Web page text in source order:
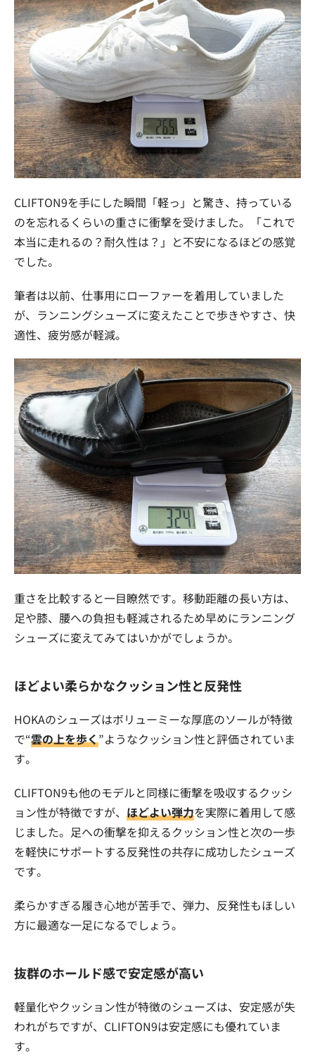
CLIFTON9を手にした瞬間「軽っ」と驚き、持っている
のを忘れるくらいの重さに衝撃を受けました。「これで
本当に走れるの？耐久性は？」と不安になるほどの感覚
でした。
筆者は以前、仕事用にローファーを着用していました
が、ランニングシューズに変えたことで歩きやすさ、快
適性、疲労感が軽減。
重さを比較すると一目瞭然です。移動距離の長い方は、
足や膝、腰への負担も軽減されるため早めにランニング
シューズに変えてみてはいかがでしょうか。
ほどよい柔らかなクッション性と反発性
HOKAのシューズはボリューミーな厚底のソールが特徴
で“雲の上を歩く”ようなクッション性と評価されていま
す。
CLIFTON9も他のモデルと同様に衝撃を吸収するクッシ
ョン性が特徴ですが、 ほどよい弾力を実際に着用して感
じました。足への衝撃を抑えるクッション性と次の一歩
を軽快にサポートする反発性の共存に成功したシューズ
です。
柔らかすぎる履き心地が苦手で、弾力、反発性もほしい
方に最適な一足になるでしょう。
抜群のホールド感で安定感が高い
軽量化やクッション性が特徴のシューズは、安定感が失
われがちですが、CLIFTON9は安定感にも優れていま
す。